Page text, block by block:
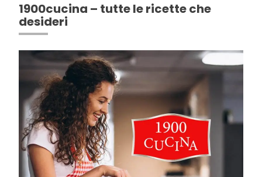
1900cucina – tutte le ricette che
desideri